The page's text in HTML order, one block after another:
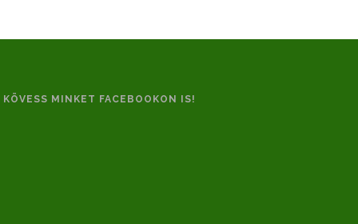
KÖVESS MINKET FACEBOOKON IS!